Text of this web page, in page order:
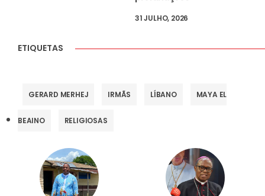
31 JULHO, 2026
ETIQUETAS
GERARD MERHEJ IRMÃS LÍBANO MAYA EL
BEAINO RELIGIOSAS